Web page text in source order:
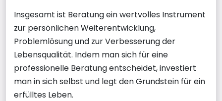
Insgesamt ist Beratung ein wertvolles Instrument
zur persönlichen Weiterentwicklung,
Problemlösung und zur Verbesserung der
Lebensqualität. Indem man sich für eine
professionelle Beratung entscheidet, investiert
man in sich selbst und legt den Grundstein für ein
erfülltes Leben.